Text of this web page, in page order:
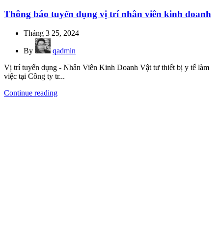
Thông báo tuyển dụng vị trí nhân viên kinh doanh
Tháng 3 25, 2024
By
qadmin
Vị trí tuyển dụng - Nhân Viên Kinh Doanh Vật tư thiết bị y tế làm
việc tại Công ty tr...
Continue reading